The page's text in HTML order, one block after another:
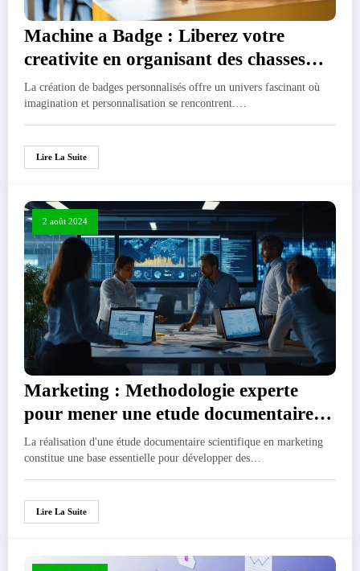
Machine a Badge : Liberez votre
creativite en organisant des chasses
aux badges personnalises
La création de badges personnalisés offre un univers fascinant où
imagination et personnalisation se rencontrent.…
Lire La Suite
2 août 2024
Marketing : Methodologie experte
pour mener une etude documentaire
scientifique
La réalisation d'une étude documentaire scientifique en marketing
constitue une base essentielle pour développer des…
Lire La Suite